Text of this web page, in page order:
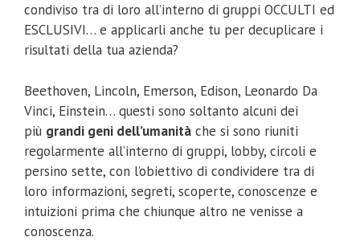
condiviso tra di loro all’interno di gruppi OCCULTI ed
ESCLUSIVI… e applicarli anche tu per decuplicare i
risultati della tua azienda?
Beethoven, Lincoln, Emerson, Edison, Leonardo Da
Vinci, Einstein… questi sono soltanto alcuni dei
più grandi geni dell’umanità che si sono riuniti
regolarmente all’interno di gruppi, lobby, circoli e
persino sette, con l’obiettivo di condividere tra di
loro informazioni, segreti, scoperte, conoscenze e
intuizioni prima che chiunque altro ne venisse a
conoscenza.